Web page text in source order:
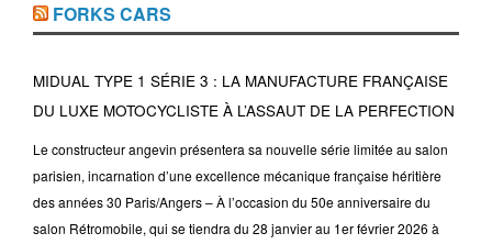
FORKS CARS
MIDUAL TYPE 1 SÉRIE 3 : LA MANUFACTURE FRANÇAISE
DU LUXE MOTOCYCLISTE À L’ASSAUT DE LA PERFECTION
Le constructeur angevin présentera sa nouvelle série limitée au salon
parisien, incarnation d’une excellence mécanique française héritière
des années 30 Paris/Angers – À l’occasion du 50e anniversaire du
salon Rétromobile, qui se tiendra du 28 janvier au 1er février 2026 à